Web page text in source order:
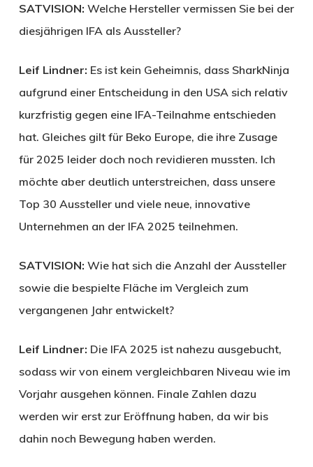
SATVISION: Welche Hersteller vermissen Sie bei der
diesjährigen IFA als Aussteller?
Leif Lindner: Es ist kein Geheimnis, dass SharkNinja
aufgrund einer Entscheidung in den USA sich relativ
kurzfristig gegen eine IFA-Teilnahme entschieden
hat. Gleiches gilt für Beko Europe, die ihre Zusage
für 2025 leider doch noch revidieren mussten. Ich
möchte aber deutlich unterstreichen, dass unsere
Top 30 Aussteller und viele neue, innovative
Unternehmen an der IFA 2025 teilnehmen.
SATVISION: Wie hat sich die Anzahl der Aussteller
sowie die bespielte Fläche im Vergleich zum
vergangenen Jahr entwickelt?
Leif Lindner: Die IFA 2025 ist nahezu ausgebucht,
sodass wir von einem vergleichbaren Niveau wie im
Vorjahr ausgehen können. Finale Zahlen dazu
werden wir erst zur Eröffnung haben, da wir bis
dahin noch Bewegung haben werden.